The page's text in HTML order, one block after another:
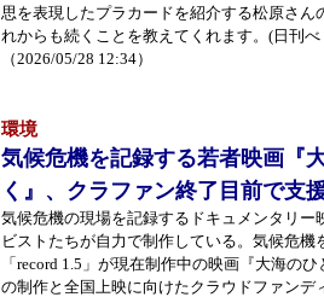
思を表現したプラカードを紹介する松原さん
れからも続くことを教えてくれます。(日刊
（2026/05/28 12:34）
環境
気候危機を記録する若者映画『
く』、クラファン終了目前で支
気候危機の現場を記録するドキュメンタリー
ビストたちが自力で制作している。気候危機
「record 1.5」が現在制作中の映画『大海の
の制作と全国上映に向けたクラウドファンデ